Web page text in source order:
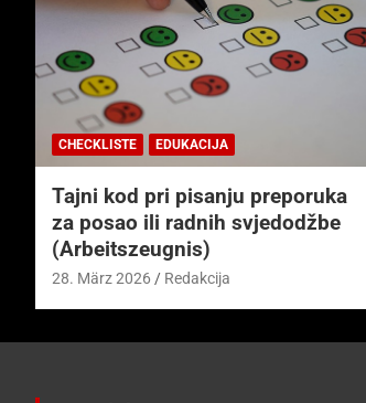
CHECKLISTE EDUKACIJA
Tajni kod pri pisanju preporuka
za posao ili radnih svjedodžbe
(Arbeitszeugnis)
28. März 2026 Redakcija